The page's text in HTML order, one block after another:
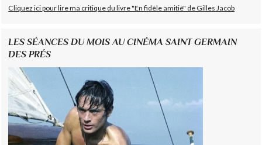
Cliquez ici pour lire ma critique du livre "En fidèle amitié" de Gilles Jacob
LES SÉANCES DU MOIS AU CINÉMA SAINT GERMAIN
DES PRÉS